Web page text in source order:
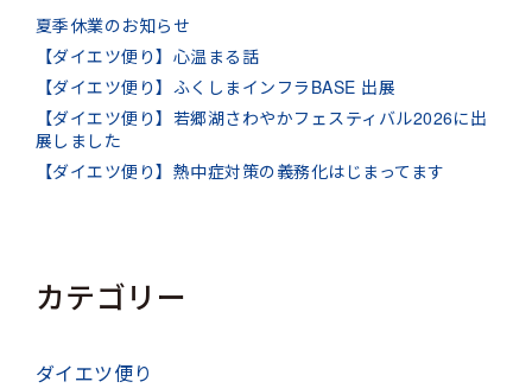
夏季休業のお知らせ
【ダイエツ便り】心温まる話
【ダイエツ便り】ふくしまインフラBASE 出展
【ダイエツ便り】若郷湖さわやかフェスティバル2026に出
展しました
【ダイエツ便り】熱中症対策の義務化はじまってます
カテゴリー
ダイエツ便り